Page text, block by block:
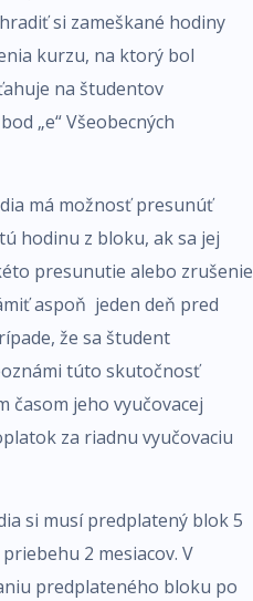
si zameškané hodiny
kurzu, na ktorý bol
na študentov
„e“ Všeobecných
má možnosť presunúť
hodinu z bloku, ak sa jej
presunutie alebo zrušenie
aspoň jeden deň pred
že sa študent
túto skutočnosť
časom jeho vyučovacej
za riadnu vyučovaciu
si musí predplatený blok 5
2 mesiacov. V
predplateného bloku po